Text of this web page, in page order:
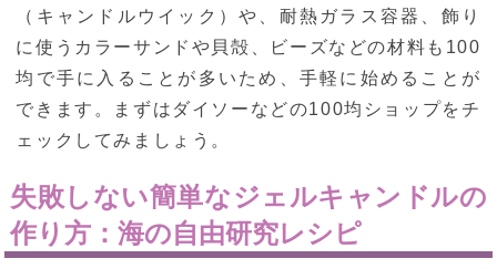
（キャンドルウイック）や、耐熱ガラス容器、飾り
に使うカラーサンドや貝殻、ビーズなどの材料も100
均で手に入ることが多いため、手軽に始めることが
できます。まずはダイソーなどの100均ショップをチ
ェックしてみましょう。
失敗しない簡単なジェルキャンドルの
作り方：海の自由研究レシピ